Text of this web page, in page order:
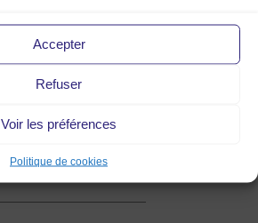
Accepter
Refuser
Voir les préférences
Politique de cookies